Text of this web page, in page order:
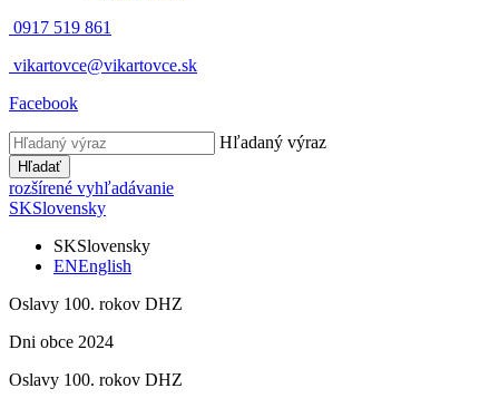
0917 519 861
vikartovce@vikartovce.sk
Facebook
Hľadaný výraz
Hľadať
rozšírené vyhľadávanie
SKSlovensky
SKSlovensky
ENEnglish
Oslavy 100. rokov DHZ
Dni obce 2024
Oslavy 100. rokov DHZ